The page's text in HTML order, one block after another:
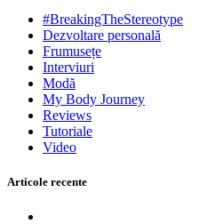
#BreakingTheStereotype
Dezvoltare personală
Frumusețe
Interviuri
Modă
My Body Journey
Reviews
Tutoriale
Video
Articole recente